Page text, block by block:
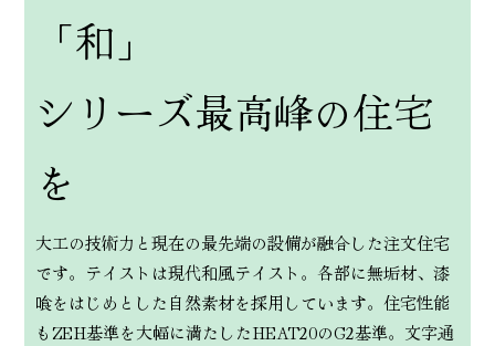
「和」
シリーズ最高峰の住宅
を
大工の技術力と現在の最先端の設備が融合した注文住宅
です。テイストは現代和風テイスト。各部に無垢材、漆
喰をはじめとした自然素材を採用しています。住宅性能
もZEH基準を大幅に満たしたHEAT20のG2基準。文字通